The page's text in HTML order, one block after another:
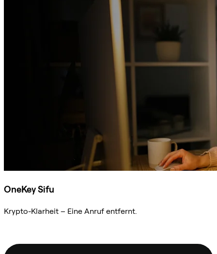
OneKey Sifu
Krypto-Klarheit – Eine Anruf entfernt.